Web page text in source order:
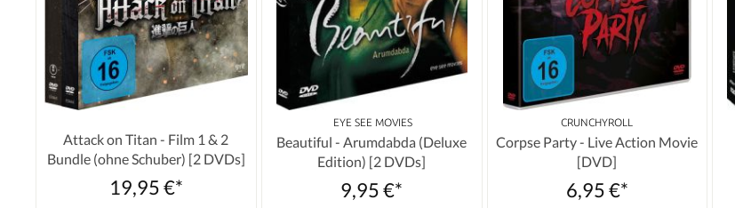
Attack on Titan - Film 1 & 2
Bundle (ohne Schuber) [2 DVDs]
19,95 €*
‎ EYE SEE MOVIES
Beautiful - Arumdabda (Deluxe
Edition) [2 DVDs]
9,95 €*
CRUNCHYROLL
Corpse Party - Live Action Movie
[DVD]
6,95 €*